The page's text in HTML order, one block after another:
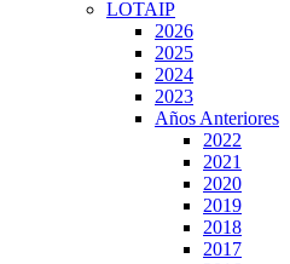
LOTAIP
2026
2025
2024
2023
Años Anteriores
2022
2021
2020
2019
2018
2017